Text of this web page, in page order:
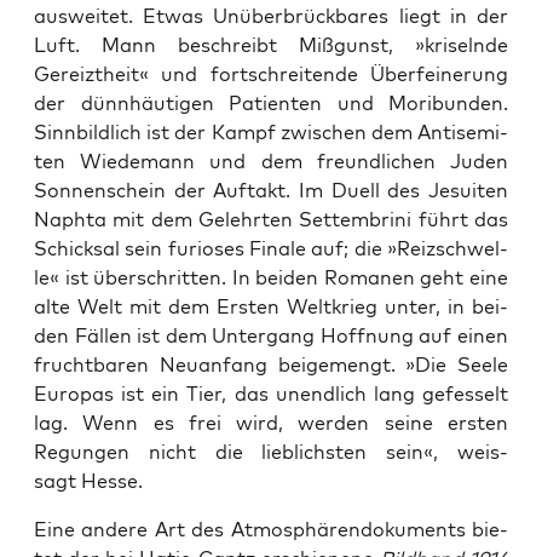
aus­wei­tet. Etwas Unüber­brück­ba­res liegt in der
Luft. Mann beschreibt Miß­gunst, »kri­seln­de
Gereizt­heit« und fort­schrei­ten­de Über­fei­ne­rung
der dünn­häu­ti­gen Pati­en­ten und Mori­bun­den.
Sinn­bild­lich ist der Kampf zwi­schen dem Anti­se­mi­
ten Wie­demann und dem freund­li­chen Juden
Son­nen­schein der Auf­takt. Im Duell des Jesui­ten
Naph­ta mit dem Gelehr­ten Settem­b­ri­ni führt das
Schick­sal sein furio­ses Fina­le auf; die »Reiz­schwel­
le« ist über­schrit­ten. In bei­den Roma­nen geht eine
alte Welt mit dem Ers­ten Welt­krieg unter, in bei­
den Fäl­len ist dem Unter­gang Hoff­nung auf einen
frucht­ba­ren Neu­an­fang bei­gemengt. »Die See­le
Euro­pas ist ein Tier, das unend­lich lang gefes­selt
lag. Wenn es frei wird, wer­den sei­ne ers­ten
Regun­gen nicht die lieb­lichs­ten sein«, weis­
sagt Hesse.
Eine ande­re Art des Atmo­sphä­ren­do­ku­ments bie­